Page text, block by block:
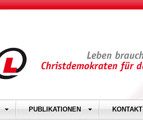
PUBLIKATIONEN KONTAKT